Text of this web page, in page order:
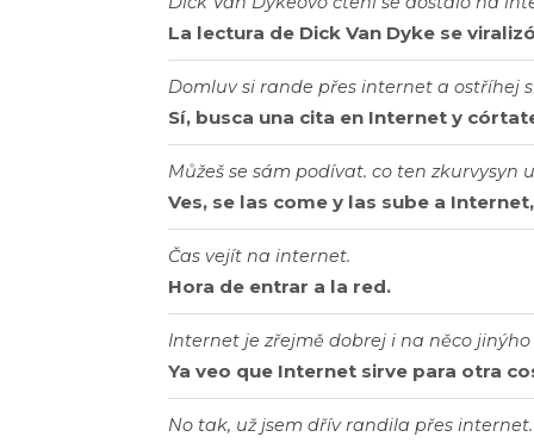
La lectura de Dick Van Dyke se
Domluv si rande přes internet a ostříhej
Sí, busca una cita en Internet y
Můžeš se sám podívat. co ten
Ves, se las come y las sube a
Čas vejít na internet.
Hora de entrar a la red.
Internet je zřejmě dobrej i na něco
Ya veo que Internet sirve para otra
No tak, už jsem dřív randila přes